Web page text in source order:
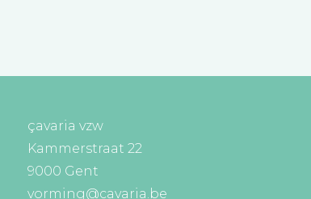
çavaria vzw
Kammerstraat 22
9000 Gent
vorming@cavaria.be